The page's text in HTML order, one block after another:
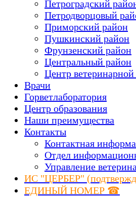
Петроградский
Петродворцовый
Приморский район
Пушкинский район
Фрунзенский район
Цeнтральный район
Центр
Врачи
Горветлаборатория
Центр образования
Наши преимущества
Контакты
Контактная
Отдел
Управление
ИС "ЦЕРБЕР"
ЕДИНЫЙ НОМЕР ☎